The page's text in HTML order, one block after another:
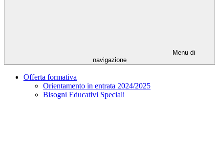
Menu di
navigazione
Offerta formativa
Orientamento in entrata 2024/2025
Bisogni Educativi Speciali